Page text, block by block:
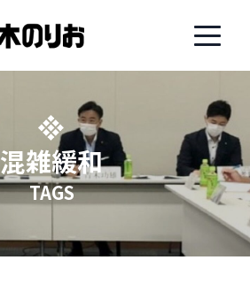
混雑緩和
TAGS